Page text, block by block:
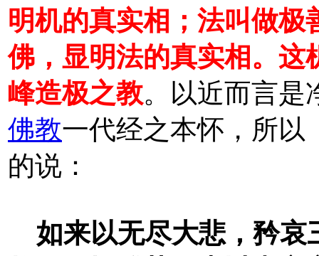
明机的真实相；法叫做极
佛，显明法的真实相。这
峰造极之教。以近而言是
佛教一代经之本怀，所以
的说：
如来以无尽大悲，矜